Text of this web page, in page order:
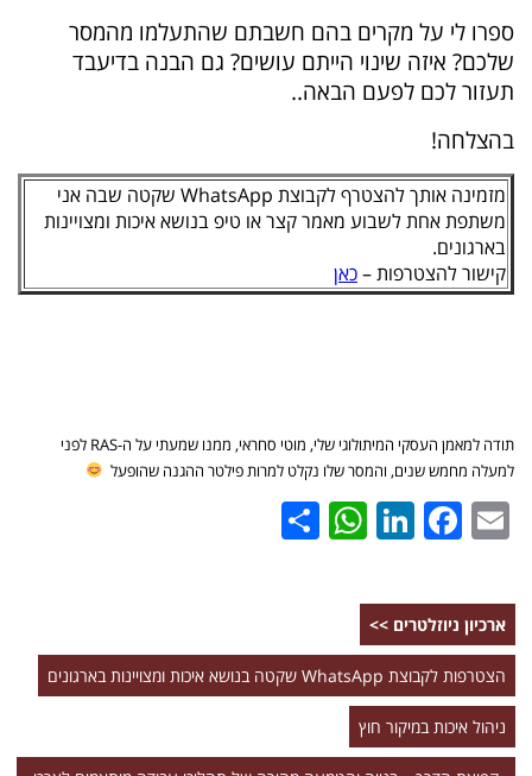
ספרו לי על מקרים בהם חשבתם שהתעלמו מהמסר
שלכם? איזה שינוי הייתם עושים? גם הבנה בדיעבד
תעזור לכם לפעם הבאה..
בהצלחה!
מזמינה אותך להצטרף לקבוצת WhatsApp שקטה שבה אני
משתפת אחת לשבוע מאמר קצר או טיפ בנושא איכות ומצויינות
בארגונים.
קישור להצטרפות –כאן
תודה למאמן העסקי המיתולוגי שלי, מוטי סחראי, ממנו שמעתי על ה-RAS לפני
למעלה מחמש שנים, והמסר שלו נקלט למרות פילטר ההגנה שהופעל
Email
Facebook
LinkedIn
WhatsApp
ארכיון ניוזלטרים >>
הצטרפות לקבוצת WhatsApp שקטה בנושא איכות ומצויינות בארגונים
ניהול איכות במיקור חוץ